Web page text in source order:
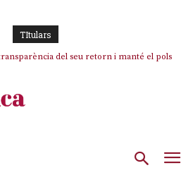
TItulars
del seu retorn i manté el pols
un “efecte crida” massiu per la seva